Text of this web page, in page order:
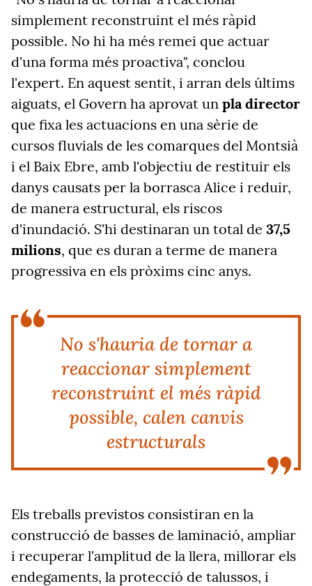
simplement reconstruint el més ràpid
possible. No hi ha més remei que actuar
d'una forma més proactiva", conclou
l'expert. En aquest sentit, i arran dels últims
aiguats, el Govern ha aprovat un pla director
que fixa les actuacions en una sèrie de
cursos fluvials de les comarques del Montsià
i el Baix Ebre, amb l'objectiu de restituir els
danys causats per la borrasca Alice i reduir,
de manera estructural, els riscos
d'inundació. S'hi destinaran un total de 37,5
milions, que es duran a terme de manera
progressiva en els pròxims cinc anys.
No s'hauria de tornar a
reaccionar simplement
reconstruint el més ràpid
possible, calen canvis
estructurals
Els treballs previstos consistiran en la
construcció de basses de laminació, ampliar
i recuperar l'amplitud de la llera, millorar els
endegaments, la protecció de talussos, i